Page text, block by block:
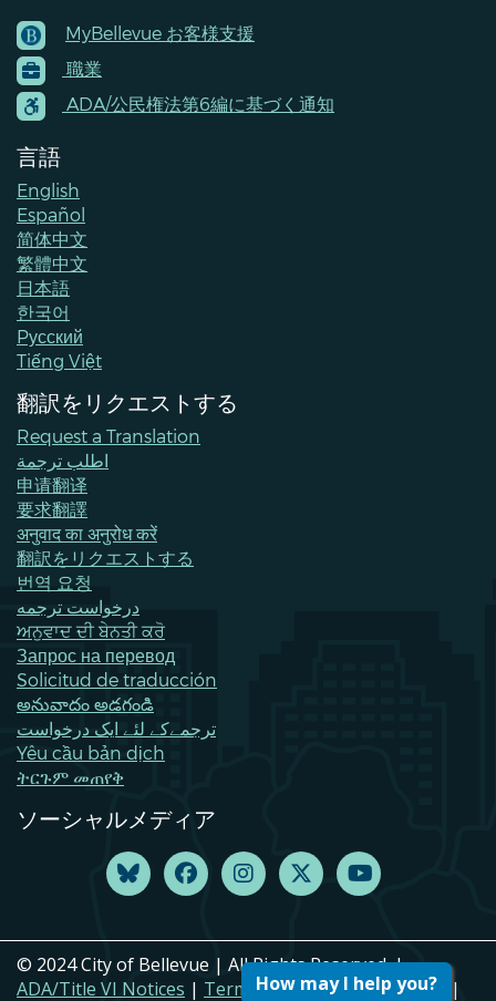
How may I help you?
Footer
Menu
Contacts
MyBellevue お客様支援
職業
ADA/公民権法第6編に基づく通知
言語
English
Español
简体中文
繁體中文
日本語
한국어
Pусский
Tiếng Việt
翻訳をリクエストする
Request a Translation
اطلب ترجمة
申请翻译
要求翻譯
अनुवाद का अनुरोध करें
翻訳をリクエストする
번역 요청
درخواست ترجمه
ਅਨੁਵਾਦ ਦੀ ਬੇਨਤੀ ਕਰੋ
Запрос на перевод
Solicitud de traducción
అనువాదం అడగండి
ترجمےکے لئے ایک درخواست
Yêu cầu bản dịch
ትርጉም መጠየቅ
ソーシャルメディア
© 2024 City of Bellevue | All Rights Reserved. |
ADA/Title VI Notices | Terms of Use|Privacy Policy
|